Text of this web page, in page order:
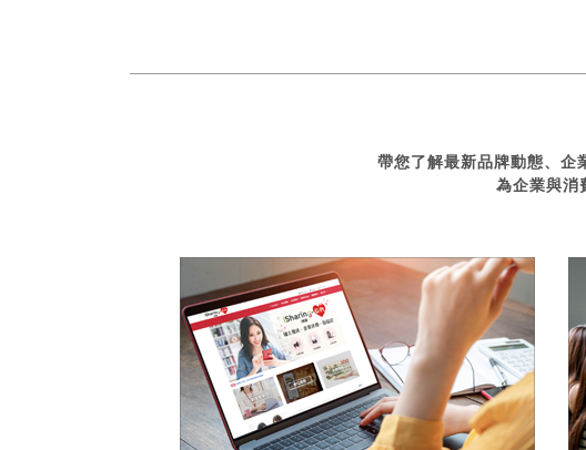
帶您了解最新品牌動態、企
為企業與消